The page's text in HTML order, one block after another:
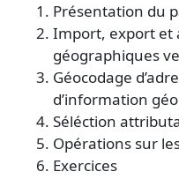
Présentation du
Import, export et
géographiques
Géocodage
d’information
Séléction
Opérations sur
Exercices